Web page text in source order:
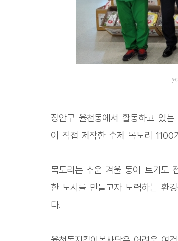
장안구 율천동에서 활동하고 있
이 직접 제작한 수제 목도리
목도리는 추운 겨울 동이 트기도
한 도시를 만들고자 노력하는 환
다.